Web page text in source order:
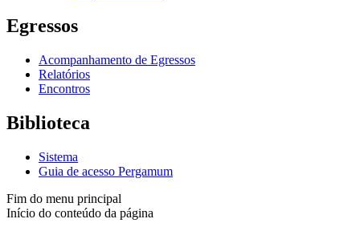
Egressos
Acompanhamento de Egressos
Relatórios
Encontros
Biblioteca
Sistema
Guia de acesso Pergamum
Fim do menu principal
Início do conteúdo da página